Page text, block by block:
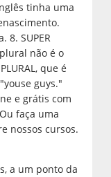
tinha uma
8. SUPER
não é o
que é
guys."
e grátis com
faça uma
nossos cursos.
a um ponto da